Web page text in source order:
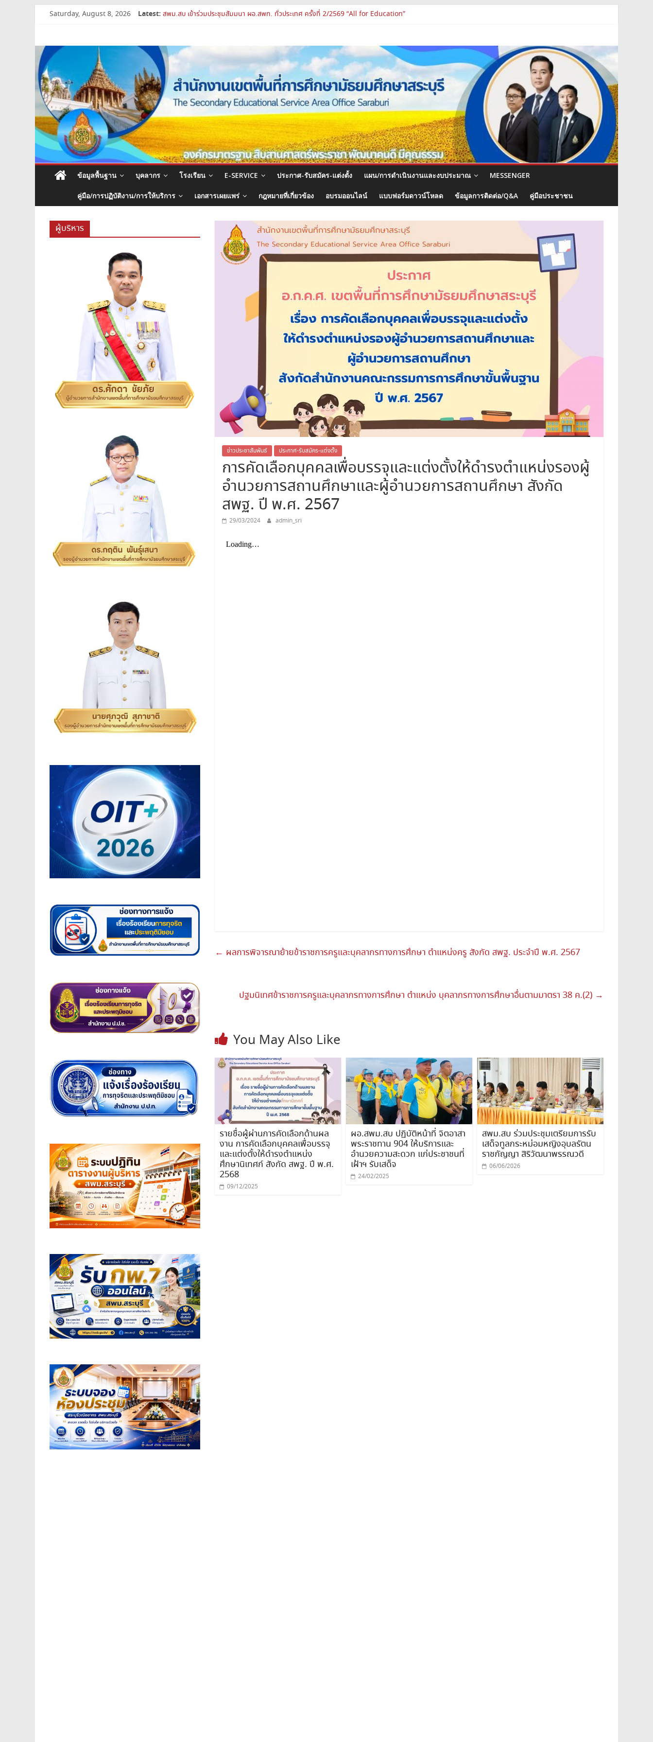
Saturday, August 8, 2026 Latest: สพม.สบ เข้าร่วมประชุมสัมมนา ผอ.สพท. ทั่วประเทศ ครั้งที่ 2/2569 “All for Education”
เปิดห้องเรียนและห้องปฏิบัติการแห่งอนาคต รร.สบว.
สพม.สบ เสริมศักยภาพผู้บริหาร PA Support Team สู่เส้นทางความก้าวหน้าวิชาชีพ
สำนักงาน
เขต
พื้นที่
การ
ศึกษา
มัธยมศึกษา
สระบุรี
สพม.สระบุรี,สพม.สบ,สำนักงาน
เขต
ข้อมูลพื้นฐาน บุคลากร โรงเรียน E-SERVICE ประกาศ-รับสมัคร-แต่งตั้ง แผน/การดำเนินงานและงบประมาณ MESSENGER
คู่มือ/การปฏิบัติงาน/การให้บริการ เอกสารเผยแพร่ กฎหมายที่เกี่ยวข้อง อบรมออนไลน์ แบบฟอร์มดาวน์โหลด ข้อมูลการติดต่อ/Q&A คู่มือประชาชน
ข่าวประชาสัมพันธ์ ประกาศ-รับสมัคร-แต่งตั้ง
การคัดเลือกบุคคลเพื่อบรรจุและแต่งตั้งให้ดำรงตำแหน่งรองผู้
อำนวยการสถานศึกษาและผู้อำนวยการสถานศึกษา สังกัด
สพฐ. ปี พ.ศ. 2567
29/03/2024 admin_sri
← ผลการพิจารณาย้ายข้าราชการครูและบุคลากรทางการศึกษา ตำแหน่งครู สังกัด สพฐ. ประจำปี พ.ศ. 2567
ปฐมนิเทศข้าราชการครูและบุคลากรทางการศึกษา ตำแหน่ง บุคลากรทางการศึกษาอื่นตามมาตรา 38 ค.(2) →
You May Also Like
รายชื่อผู้ผ่านการคัดเลือกด้านผล
งาน การคัดเลือกบุคคลเพื่อบรรจุ
และแต่งตั้งให้ดำรงตำแหน่ง
ศึกษานิเทศก์ สังกัด สพฐ. ปี พ.ศ.
2568
09/12/2025
ผอ.สพม.สบ ปฏิบัติหน้าที่ จิตอาสา
พระราชทาน 904 ให้บริการและ
อำนวยความสะดวก แก่ประชาชนที่
เฝ้าฯ รับเสด็จ
24/02/2025
สพม.สบ ร่วมประชุมเตรียมการรับ
เสด็จทูลกระหม่อมหญิงอุบลรัตน
ราชกัญญา สิริวัฒนาพรรณวดี
06/06/2026
ผู้บริหาร